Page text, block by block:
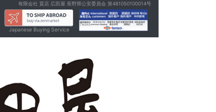
有限会社 質店 広田屋 長野県公安委員会 第481050100014号
Japanese Buying Service